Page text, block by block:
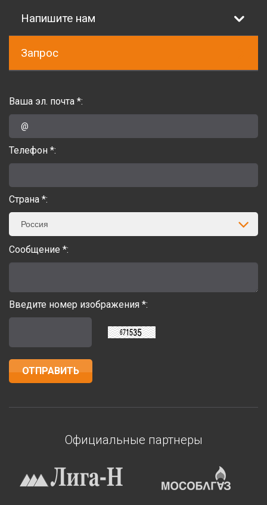
Напишите нам
Запрос
Ваша эл. почта *:
Телефон *:
Страна *:
Россия
Сообщение *:
Введите номер изображения *:
Официальные партнеры